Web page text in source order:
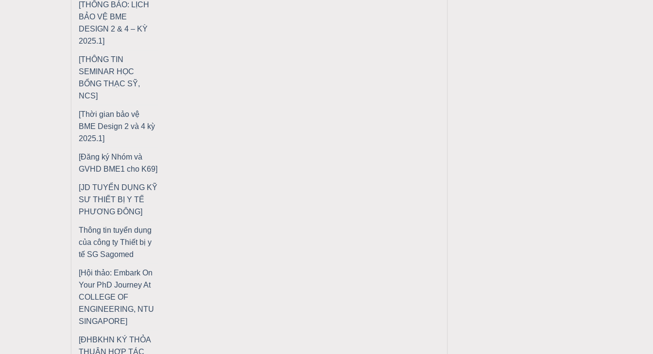
[THÔNG BÁO: LỊCH
BẢO VỆ BME
DESIGN 2 & 4 – KỲ
2025.1]
[THÔNG TIN
SEMINAR HỌC
BỔNG THẠC SỸ,
NCS]
[Thời gian bảo vệ
BME Design 2 và 4 kỳ
2025.1]
[Đăng ký Nhóm và
GVHD BME1 cho K69]
[JD TUYỂN DỤNG KỸ
SƯ THIẾT BỊ Y TẾ
PHƯƠNG ĐÔNG]
Thông tin tuyển dụng
của công ty Thiết bị y
tế SG Sagomed
[Hội thảo: Embark On
Your PhD Journey At
COLLEGE OF
ENGINEERING, NTU
SINGAPORE]
[ĐHBKHN KÝ THỎA
THUẬN HỢP TÁC